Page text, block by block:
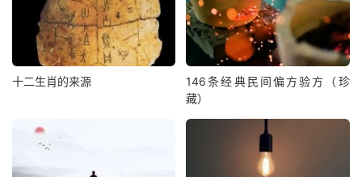
十二生肖的来源
146条经典民间偏方验方（珍
藏）